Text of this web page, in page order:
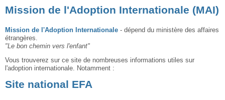
Mission de l'Adoption Internationale (MAI)
Mission de l'Adoption Internationale - dépend du ministère des affaires
étrangères.
"Le bon chemin vers l'enfant"
Vous trouverez sur ce site de nombreuses informations utiles sur
l'adoption internationale. Notamment :
Site national EFA